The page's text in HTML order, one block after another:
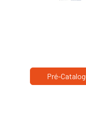
Pré-